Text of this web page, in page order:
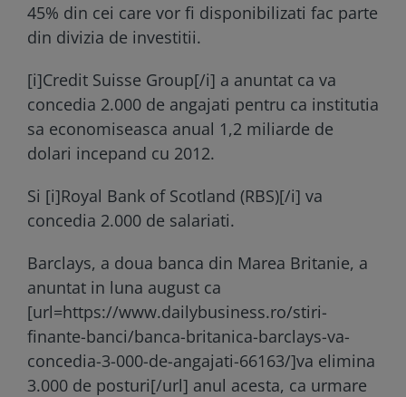
45% din cei care vor fi disponibilizati fac parte
din divizia de investitii.
[i]Credit Suisse Group[/i] a anuntat ca va
concedia 2.000 de angajati pentru ca institutia
sa economiseasca anual 1,2 miliarde de
dolari incepand cu 2012.
Si [i]Royal Bank of Scotland (RBS)[/i] va
concedia 2.000 de salariati.
Barclays, a doua banca din Marea Britanie, a
anuntat in luna august ca
[url=https://www.dailybusiness.ro/stiri-
finante-banci/banca-britanica-barclays-va-
concedia-3-000-de-angajati-66163/]va elimina
3.000 de posturi[/url] anul acesta, ca urmare